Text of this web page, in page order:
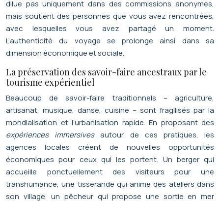
dilue pas uniquement dans des commissions anonymes,
mais soutient des personnes que vous avez rencontrées,
avec lesquelles vous avez partagé un moment.
L’authenticité du voyage se prolonge ainsi dans sa
dimension économique et sociale.
La préservation des savoir-faire ancestraux par le
tourisme expérientiel
Beaucoup de savoir-faire traditionnels – agriculture,
artisanat, musique, danse, cuisine – sont fragilisés par la
mondialisation et l’urbanisation rapide. En proposant des
expériences immersivesautour de ces pratiques, les
agences locales créent de nouvelles opportunités
économiques pour ceux qui les portent. Un berger qui
accueille ponctuellement des visiteurs pour une
transhumance, une tisserande qui anime des ateliers dans
son village, un pêcheur qui propose une sortie en mer